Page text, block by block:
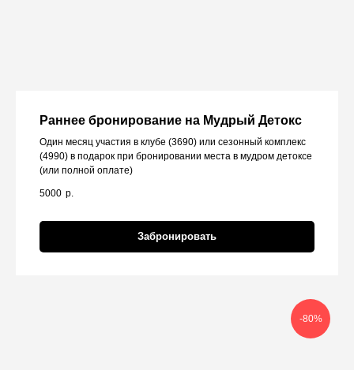
Раннее бронирование на Мудрый Детокс
Один месяц участия в клубе (3690) или сезонный комплекс
(4990) в подарок при бронировании места в мудром детоксе
(или полной оплате)
5000 р.
Забронировать
-80%